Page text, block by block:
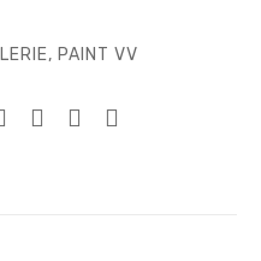
, PAINT VV